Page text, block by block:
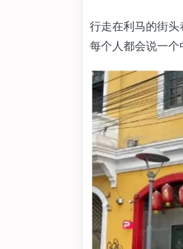
行走在利马的街
每个人都会说一个